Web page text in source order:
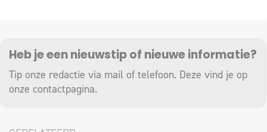
Heb je een nieuwstip of nieuwe informatie?
Tip onze redactie via mail of telefoon. Deze vind je op
onze contactpagina.